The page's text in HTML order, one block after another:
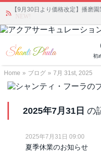
【9月30日より価格改定】播磨
NEW!
「みんなの備蓄・災害対策」
初
Home » ブログ » 7月 31st, 2025
2025年7月31日 の
2025年7月31日 09:00
夏季休業のお知らせ